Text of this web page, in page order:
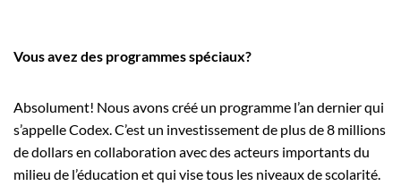
Vous avez des programmes spéciaux?
Absolument! Nous avons créé un programme l’an dernier qui
s’appelle Codex. C’est un investissement de plus de 8 millions
de dollars en collaboration avec des acteurs importants du
milieu de l’éducation et qui vise tous les niveaux de scolarité.